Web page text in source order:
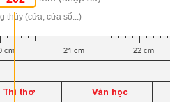
thủy (cửa, cửa sổ...)